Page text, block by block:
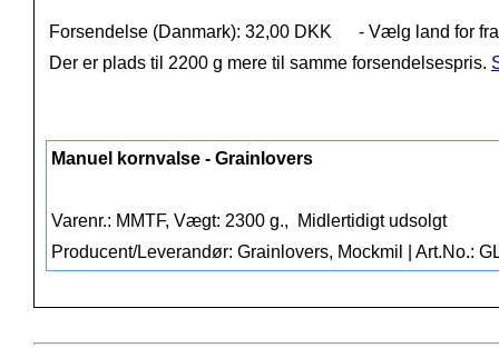
Forsendelse (Danmark): 32,00 DKK
- Vælg land for
Der er plads til 2200 g mere til samme forsendelsespris.
Manuel kornvalse - Grainlovers
Varenr.: MMTF, Vægt: 2300 g.,
Midlertidigt udsolgt
Producent/Leverandør: Grainlovers, Mockmil | Art.No.: